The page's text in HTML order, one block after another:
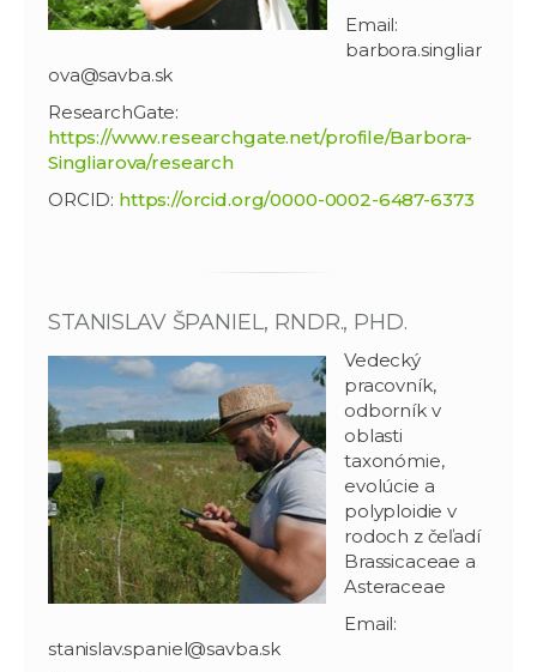
Email:
barbora.singliar
ova@savba.sk
ResearchGate:
https://www.researchgate.net/profile/Barbora-
Singliarova/research
ORCID: https://orcid.org/0000-0002-6487-6373
STANISLAV ŠPANIEL, RNDR., PHD.
Vedecký
pracovník,
odborník v
oblasti
taxonómie,
evolúcie a
polyploidie v
rodoch z čeľadí
Brassicaceae a
Asteraceae
Email:
stanislav.spaniel@savba.sk